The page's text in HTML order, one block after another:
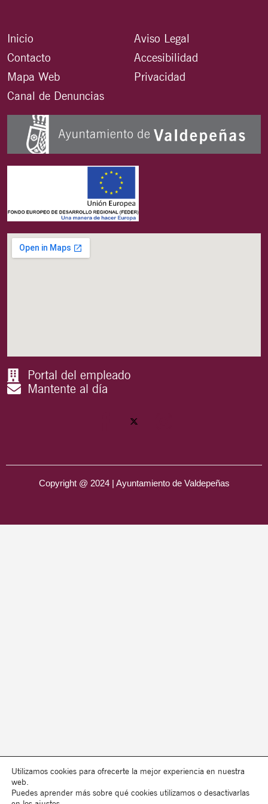
Inicio
Contacto
Mapa Web
Canal de Denuncias
Aviso Legal
Accesibilidad
Privacidad
Portal del empleado
Mantente al día
Copyright @ 2024 | Ayuntamiento de Valdepeñas
Utilizamos cookies para ofrecerte la mejor experiencia en nuestra
web.
Puedes aprender más sobre qué cookies utilizamos o desactivarlas